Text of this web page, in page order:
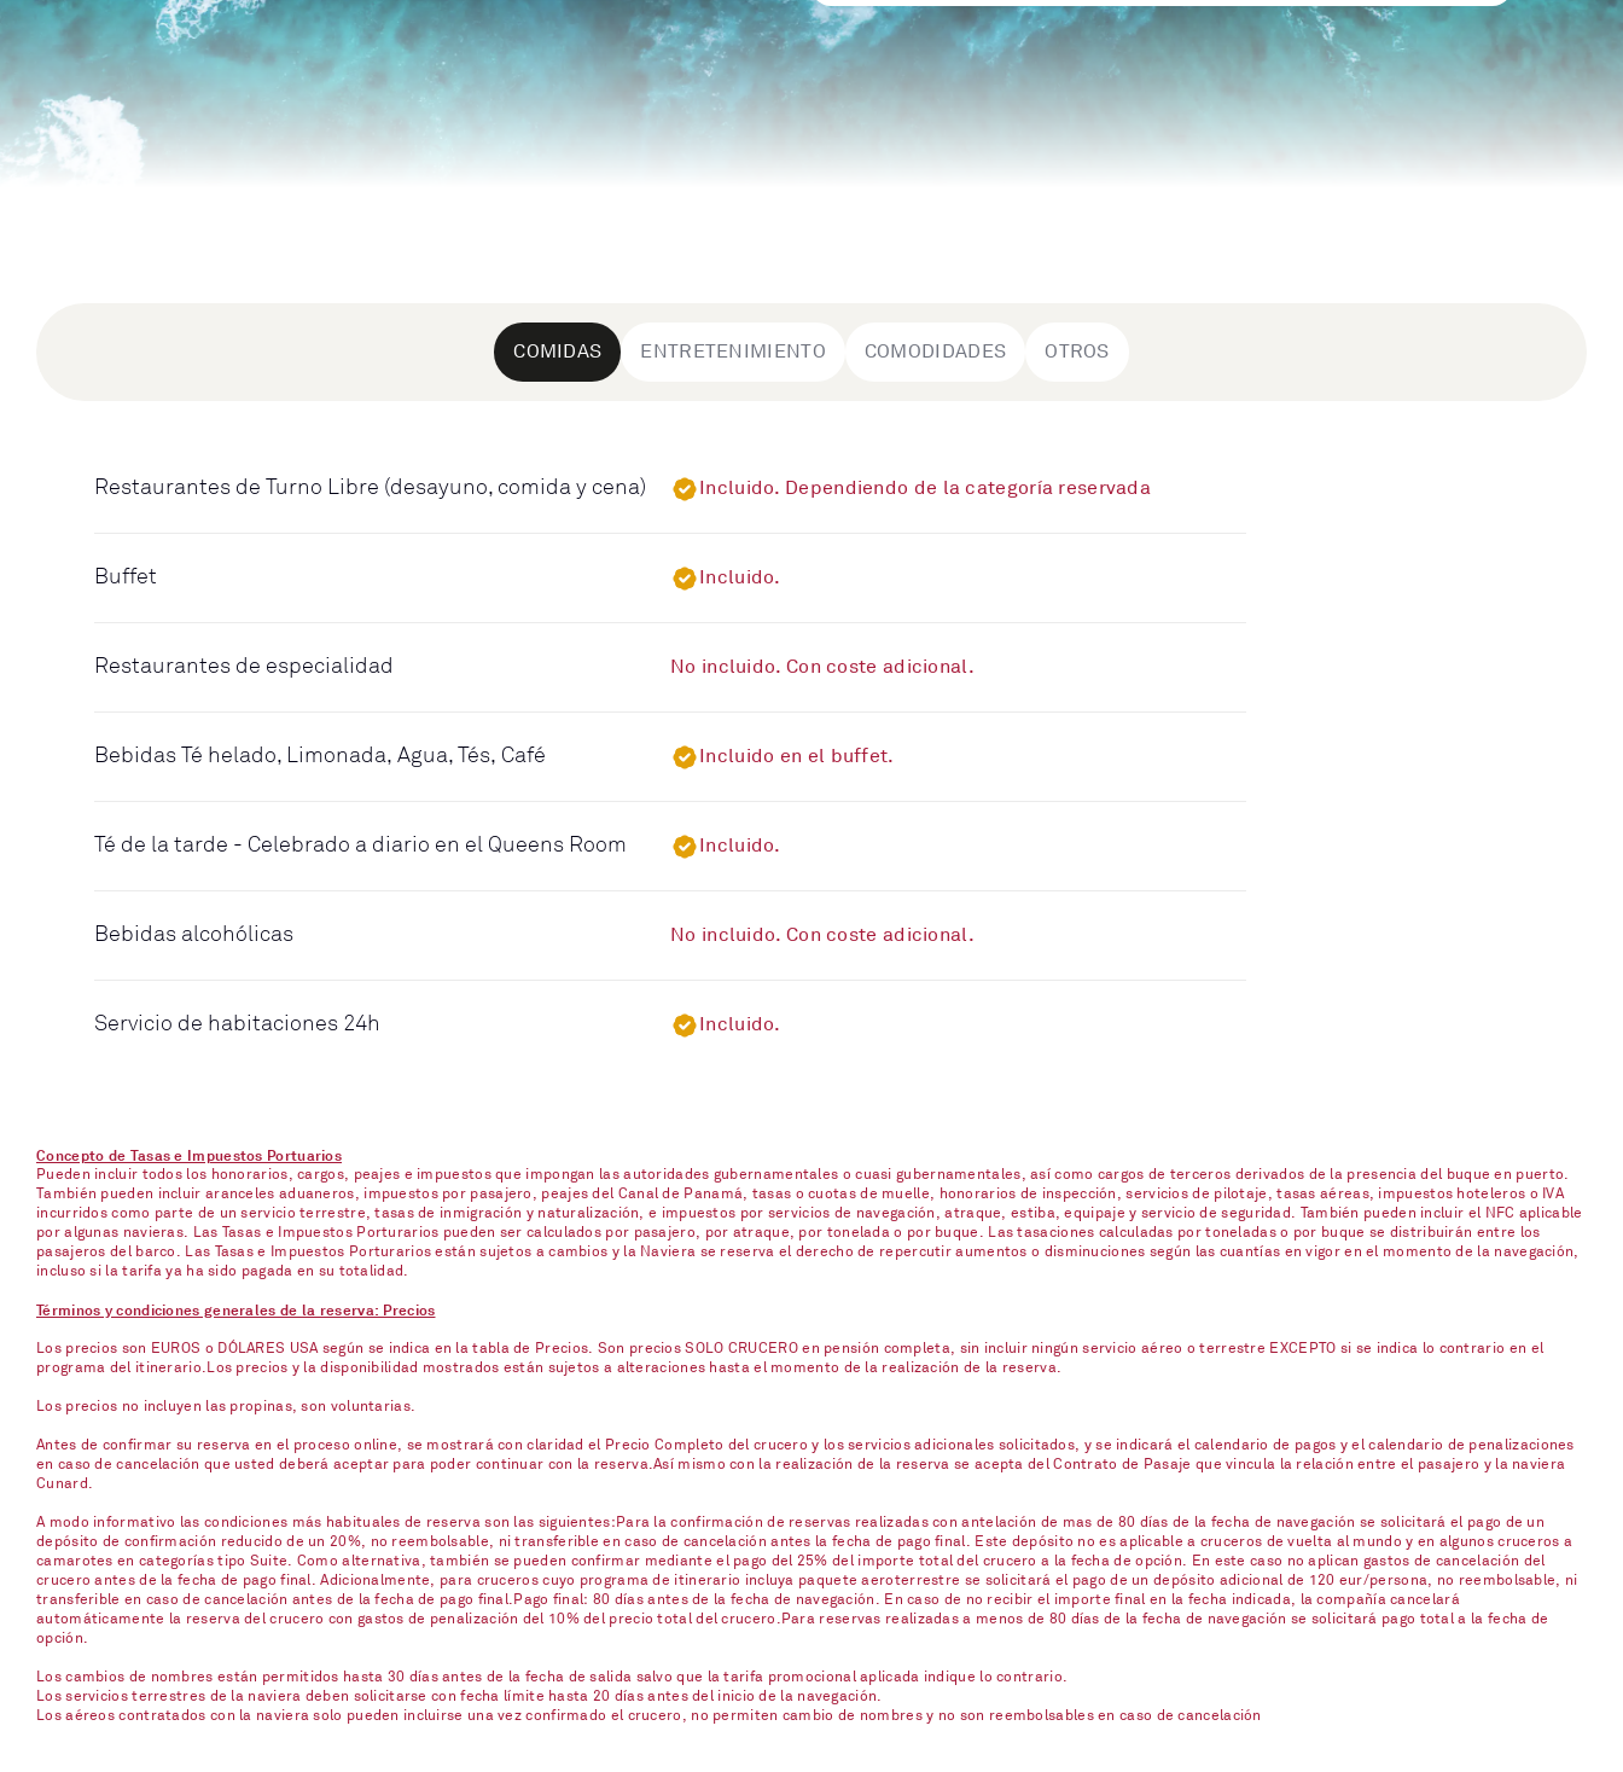
COMIDAS ENTRETENIMIENTO COMODIDADES OTROS
Restaurantes de Turno Libre (desayuno, comida y cena) Incluido. Dependiendo de la categoría reservada
Buffet Incluido.
Restaurantes de especialidad No incluido. Con coste adicional.
Bebidas Té helado, Limonada, Agua, Tés, Café Incluido en el buffet.
Té de la tarde - Celebrado a diario en el Queens Room Incluido.
Bebidas alcohólicas No incluido. Con coste adicional.
Servicio de habitaciones 24h Incluido.
Concepto de Tasas e Impuestos Portuarios
Pueden incluir todos los honorarios, cargos, peajes e impuestos que impongan las autoridades gubernamentales o cuasi gubernamentales, así como cargos de terceros derivados de la presencia del buque en puerto.
También pueden incluir aranceles aduaneros, impuestos por pasajero, peajes del Canal de Panamá, tasas o cuotas de muelle, honorarios de inspección, servicios de pilotaje, tasas aéreas, impuestos hoteleros o IVA
incurridos como parte de un servicio terrestre, tasas de inmigración y naturalización, e impuestos por servicios de navegación, atraque, estiba, equipaje y servicio de seguridad. También pueden incluir el NFC aplicable
por algunas navieras. Las Tasas e Impuestos Porturarios pueden ser calculados por pasajero, por atraque, por tonelada o por buque. Las tasaciones calculadas por toneladas o por buque se distribuirán entre los
pasajeros del barco. Las Tasas e Impuestos Porturarios están sujetos a cambios y la Naviera se reserva el derecho de repercutir aumentos o disminuciones según las cuantías en vigor en el momento de la navegación,
incluso si la tarifa ya ha sido pagada en su totalidad.
Términos y condiciones generales de la reserva: Precios
Los precios son EUROS o DÓLARES USA según se indica en la tabla de Precios. Son precios SOLO CRUCERO en pensión completa, sin incluir ningún servicio aéreo o terrestre EXCEPTO si se indica lo contrario en el
programa del itinerario.Los precios y la disponibilidad mostrados están sujetos a alteraciones hasta el momento de la realización de la reserva.
Los precios no incluyen las propinas, son voluntarias.
Antes de confirmar su reserva en el proceso online, se mostrará con claridad el Precio Completo del crucero y los servicios adicionales solicitados, y se indicará el calendario de pagos y el calendario de penalizaciones
en caso de cancelación que usted deberá aceptar para poder continuar con la reserva.Así mismo con la realización de la reserva se acepta del Contrato de Pasaje que vincula la relación entre el pasajero y la naviera
Cunard.
A modo informativo las condiciones más habituales de reserva son las siguientes:Para la confirmación de reservas realizadas con antelación de mas de 80 días de la fecha de navegación se solicitará el pago de un
depósito de confirmación reducido de un 20%, no reembolsable, ni transferible en caso de cancelación antes la fecha de pago final. Este depósito no es aplicable a cruceros de vuelta al mundo y en algunos cruceros a
camarotes en categorías tipo Suite. Como alternativa, también se pueden confirmar mediante el pago del 25% del importe total del crucero a la fecha de opción. En este caso no aplican gastos de cancelación del
crucero antes de la fecha de pago final. Adicionalmente, para cruceros cuyo programa de itinerario incluya paquete aeroterrestre se solicitará el pago de un depósito adicional de 120 eur/persona, no reembolsable, ni
transferible en caso de cancelación antes de la fecha de pago final.Pago final: 80 días antes de la fecha de navegación. En caso de no recibir el importe final en la fecha indicada, la compañía cancelará
automáticamente la reserva del crucero con gastos de penalización del 10% del precio total del crucero.Para reservas realizadas a menos de 80 días de la fecha de navegación se solicitará pago total a la fecha de
opción.
Los cambios de nombres están permitidos hasta 30 días antes de la fecha de salida salvo que la tarifa promocional aplicada indique lo contrario.
Los servicios terrestres de la naviera deben solicitarse con fecha límite hasta 20 días antes del inicio de la navegación.
Los aéreos contratados con la naviera solo pueden incluirse una vez confirmado el crucero, no permiten cambio de nombres y no son reembolsables en caso de cancelación